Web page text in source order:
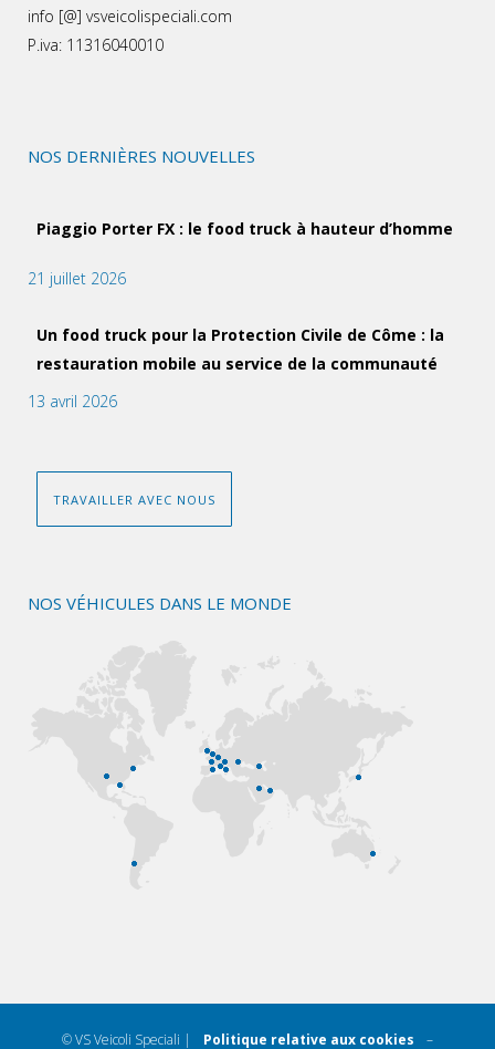
info [@] vsveicolispeciali.com
P.iva: 11316040010
NOS DERNIÈRES NOUVELLES
Piaggio Porter FX : le food truck à hauteur d’homme
21 juillet 2026
Un food truck pour la Protection Civile de Côme : la
restauration mobile au service de la communauté
13 avril 2026
TRAVAILLER AVEC NOUS
NOS VÉHICULES DANS LE MONDE
© VS Veicoli Speciali | Politique relative aux cookies –